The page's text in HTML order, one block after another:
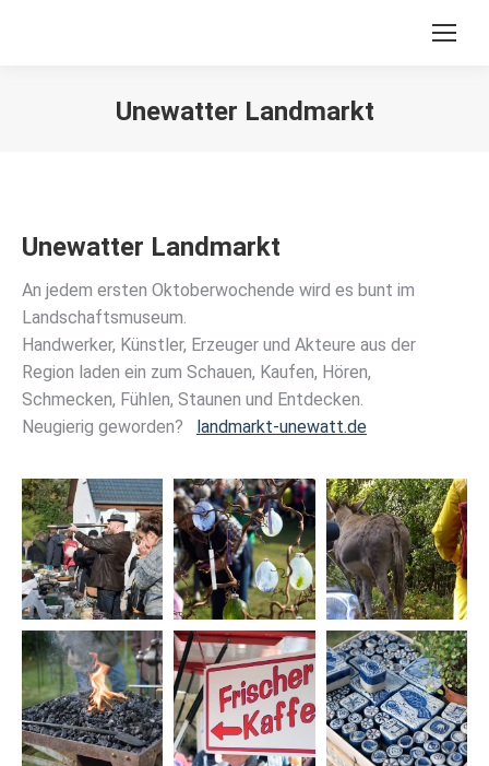
Unewatter Landmarkt
Unewatter Landmarkt
An jedem ersten Oktoberwochende wird es bunt im
Landschaftsmuseum.
Handwerker, Künstler, Erzeuger und Akteure aus der
Region laden ein zum Schauen, Kaufen, Hören,
Schmecken, Fühlen, Staunen und Entdecken.
Neugierig geworden? landmarkt-unewatt.de